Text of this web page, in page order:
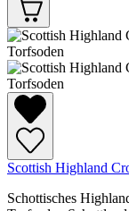
Scottish Highland
Schottisches